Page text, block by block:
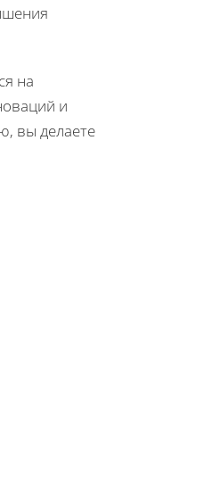
на
и
вы делаете